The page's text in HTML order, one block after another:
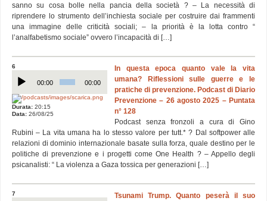
sanno su cosa bolle nella pancia della società ? – La necessità di
riprendere lo strumento dell’inchiesta sociale per costruire dai frammenti
una immagine delle criticità sociali; – la priorità è la lotta contro “
l’analfabetismo sociale” ovvero l’incapacità di […]
6
Player
00:00 00:00
Durata: 20:15
Data: 26/08/25
In questa epoca quanto vale la vita
umana? Riflessioni sulle guerre e le
pratiche di prevenzione. Podcast di Diario
Prevenzione – 26 agosto 2025 – Puntata
n° 128
Podcast senza fronzoli a cura di Gino
Rubini – La vita umana ha lo stesso valore per tutt.* ? Dal softpower alle
relazioni di dominio internazionale basate sulla forza, quale destino per le
politiche di prevenzione e i progetti come One Health ? – Appello degli
psicanalisti: “ La violenza a Gaza tossica per generazioni […]
7
Tsunami Trump. Quanto peserà il suo